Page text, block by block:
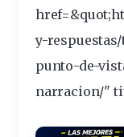
href=&quot
y-
punto-de-
narracion/"